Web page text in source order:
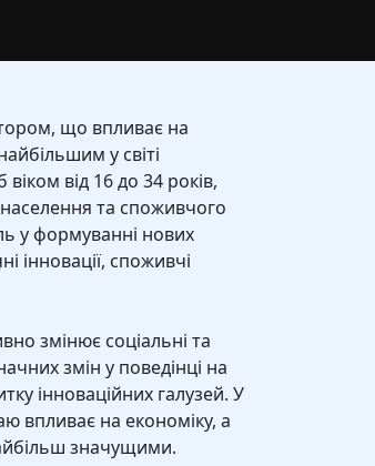
що впливає на
у світі
від 16 до 34 років,
та споживчого
у формуванні нових
інновації, споживчі
змінює соціальні та
змін у поведінці на
інноваційних галузей. У
впливає на економіку, а
значущими.